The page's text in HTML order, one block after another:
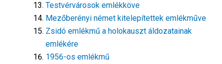
Testvérvárosok emlékköve
Mezőberényi német kitelepítettek emlékműve
Zsidó emlékmű a holokauszt áldozatainak
emlékére
1956-os emlékmű